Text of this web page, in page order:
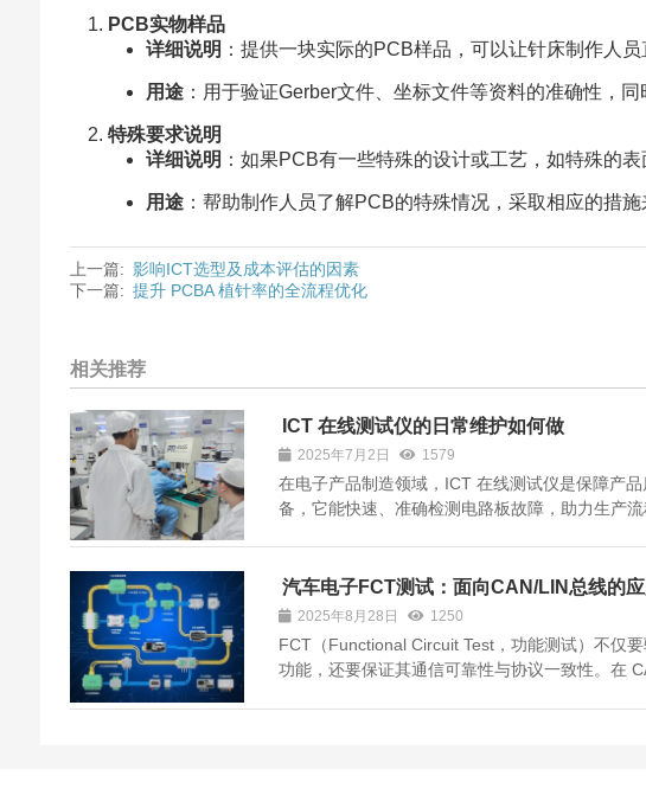
PCB实物样品
详细说明 ：提供一块实际的PCB样品，可以让针床制作人
用途 ：用于验证Gerber文件、坐标文件等资料的准确性，
特殊要求说明
详细说明 ：如果PCB有一些特殊的设计或工艺，如特殊的
用途 ：帮助制作人员了解PCB的特殊情况，采取相应的措
上一篇: 影响ICT选型及成本评估的因素
下一篇: 提升 PCBA 植针率的全流程优化
相关推荐
ICT 在线测试仪的日常维护如何做
2025年7月2日 1579
在电子产品制造领域，ICT 在线测试仪是保障产
备，它能快速、准确检测电路板故障，助力生产流
测试仪的日常维护...
汽车电子FCT测试：面向CAN/LIN总线的
2025年8月28日 1250
FCT（Functional Circuit Test，功能测试）不仅
功能，还要保证其通信可靠性与协议一致性。在